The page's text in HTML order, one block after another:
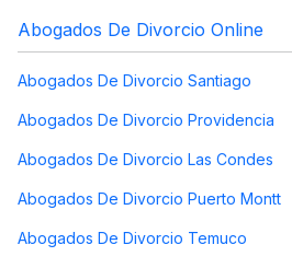
Abogados De Divorcio Online
Abogados De Divorcio Santiago
Abogados De Divorcio Providencia
Abogados De Divorcio Las Condes
Abogados De Divorcio Puerto Montt
Abogados De Divorcio Temuco